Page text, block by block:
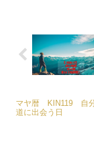
マヤ暦 KIN119 自
道に出会う日